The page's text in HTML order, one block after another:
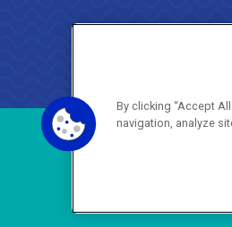
By clicking “Accept
navigation, analyze